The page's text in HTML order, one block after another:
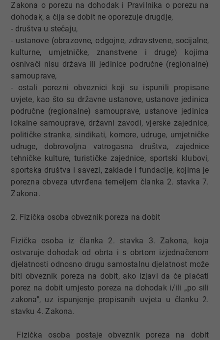
Zakona o porezu na dohodak i Pravilnika o porezu na
dohodak, a čija se dobit ne oporezuje drugdje,
- društva u stečaju,
- ustanove (obrazovne, odgojne, zdravstvene, socijalne,
kulturne, umjetničke, znanstvene i druge) kojima
osnivači nisu država ili jedinice područne (regionalne)
samouprave,
- ostali porezni obveznici koji su ispunili propisane
uvjete, kao što su državne ustanove, ustanove jedinica
područne (regionalne) samouprave, ustanove jedinica
lokalne samouprave, državni zavodi, vjerske zajednice,
političke stranke, sindikati, komore, udruge, umjetničke
udruge, dobrovoljna vatrogasna društva, zajednice
tehničke kulture, turističke zajednice, sportski klubovi,
sportska društva i savezi, zaklade i fundacije, kojima je
porezna obveza utvrđena temeljem članka 2. stavka 7.
Zakona.
2. Fizička osoba obveznik poreza na dobit
Fizička osoba iz članka 2. stavka 3. Zakona, koja
ostvaruje dohodak od obrta i s obrtom izjednačenom
djelatnosti odnosno drugu samostalnu djelatnost može
biti obveznik poreza na dobit, ako izjavi da će plaćati
porez na dobit umjesto poreza na dohodak i/ili „po sili
zakona", uz ispunjenje propisanih uvjeta u članku 2.
stavku 4. Zakona.
Fizička osoba postaje obveznik poreza na dobit